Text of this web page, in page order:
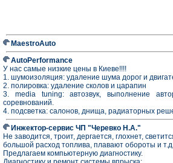
MaestroAuto
AutoPerformance
У нас самые низкие цены в Киеве!!!!
1. шумоизоляция: удаление шума дорог и
2. полировка: удаление сколов и царапин
3. media tuning: автозвук, выполнение
соревнований.
4. подсветка: салонов, днища, радиаторных
Инжектор-сервис ЧП "Черевко Н.А."
Не заводится, троит, дергается, глохнет,
большой расход топлива, плавают обороты и
Предлагаем компьютерную диагностику.